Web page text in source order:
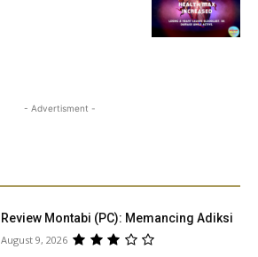
- Advertisment -
Review Montabi (PC): Memancing Adiksi
August 9, 2026